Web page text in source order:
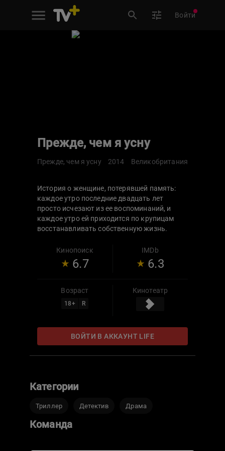
Войти
Прежде, чем я усну
Прежде, чем я усну 2014 Великобритания
История о женщине, потерявшей память:
каждое утро последние двадцать лет
просто исчезают из ее воспоминаний, и
каждое утро ей приходится по крупицам
восстанавливать собственную жизнь.
Кинопоиск
6.7
IMDb
6.3
Возраст
18+ R
Кинотеатр
ВОЙТИ В АККАУНТ LIFE
Категории
Триллер Детектив Драма
Команда